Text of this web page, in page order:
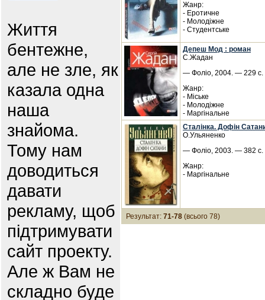
Життя
бентежне,
але не зле, як
казала одна
наша
знайома.
Тому нам
доводиться
давати
рекламу, щоб
підтримувати
сайт проекту.
Але ж Вам не
складно буде
Жанр:
- Еротичне
- Молодіжне
- Студентське
Депеш Мод : роман
С.Жадан
— Фоліо, 2004. — 229 с.
Жанр:
- Міське
- Молодіжне
- Маргінальне
Сталінка. Дофін
О.Ульяненко
— Фоліо, 2003. — 382 с.
Жанр:
- Маргінальне
Результат: 71-78 (всього 78)